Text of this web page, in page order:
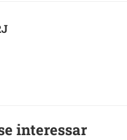
interessar